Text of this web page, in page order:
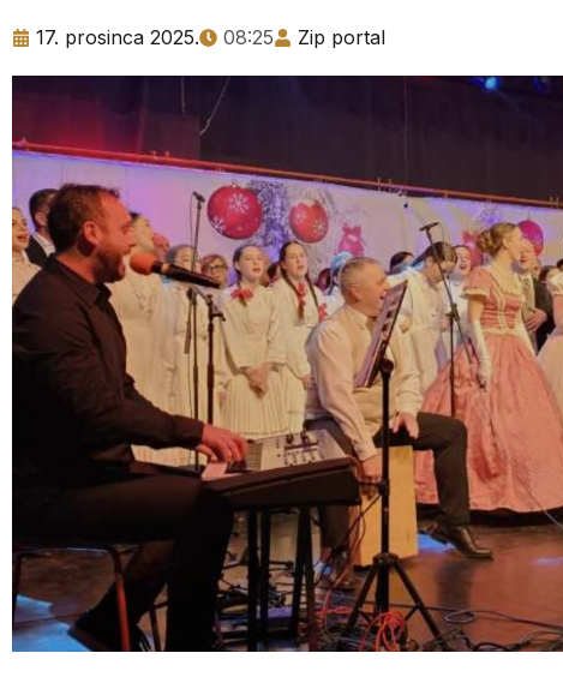
17. prosinca 2025. 08:25 Zip portal